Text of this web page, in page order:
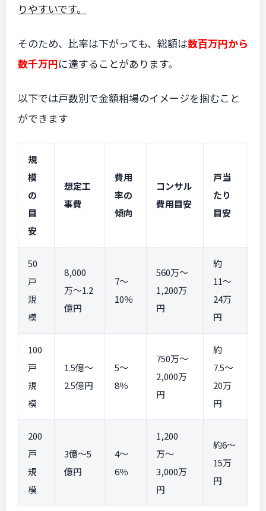
りやすいです。
そのため、比率は下がっても、総額は数百万円から
数千万円に達することがあります。
以下では戸数別で金額相場のイメージを掴むこと
ができます
規
模
の
目
安
想定工
事費
費用
率の
傾向
コンサル
費用目安
戸当
たり
目安
50
戸
規
模
8,000
万〜1.2
億円
7〜
10％
560万〜
1,200万
円
約
11〜
24万
円
100
戸
規
模
1.5億〜
2.5億円
5〜
8％
750万〜
2,000万
円
約
7.5〜
20万
円
200
戸
規
模
3億〜5
億円
4〜
6％
1,200
万〜
3,000万
円
約6〜
15万
円